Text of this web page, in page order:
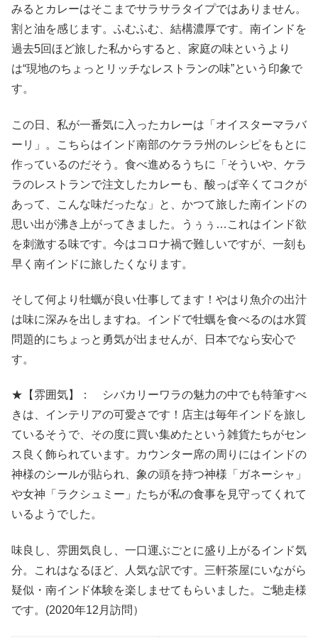
みるとカレーはそこまでサラサラタイプではありません。
割と油を感じます。ふむふむ、結構濃厚です。南インドを
過去5回ほど旅した私からすると、家庭の味というより
は“現地のちょっとリッチなレストランの味”という印象で
す。
この日、私が一番気に入ったカレーは「オイスターマラバ
ーリ」。こちらはインド南部のケララ州のレシピをもとに
作っているのだそう。食べ進めるうちに「そういや、ケラ
ラのレストランで注文したカレーも、酸っぱ辛くてコクが
あって、こんな味だったな」と、かつて旅した南インドの
思い出が沸き上がってきました。うぅぅ…これはインド欲
を刺激する味です。今はコロナ禍で難しいですが、一刻も
早く南インドに旅したくなります。
そして何より牡蠣が良い仕事してます！やはり魚介の出汁
は味に深みを出しますね。インドで牡蠣を食べるのは水質
問題的にちょっと勇気が出ませんが、日本でなら安心で
す。
★【雰囲気】： シバカリーワラの魅力の中でも特筆すべ
きは、インテリアの可愛さです！店主は毎年インドを旅し
ているそうで、その度に買い集めたという雑貨たちがセン
ス良く飾られています。カウンター席の周りにはインドの
神様のシールが貼られ、象の頭を持つ神様「ガネーシャ」
や女神「ラクシュミー」たちが私の食事を見守ってくれて
いるようでした。
味良し、雰囲気良し、一口運ぶごとに盛り上がるインド気
分。これはなるほど、人気な訳です。三軒茶屋にいながら
疑似・南インド体験を楽しませてもらいました。ご馳走様
です。(2020年12月訪問）